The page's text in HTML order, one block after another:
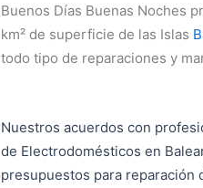
Buenos Días Buenas Noches
km² de superficie de las Islas
todo tipo de reparaciones y
Nuestros acuerdos con
de Electrodomésticos en
presupuestos para reparación